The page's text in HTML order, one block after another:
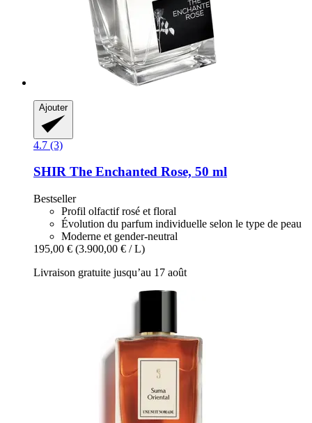
Ajouter
4.7 (3)
SHIR The Enchanted Rose, 50 ml
Bestseller
Profil olfactif rosé et floral
Évolution du parfum individuelle selon le type de peau
Moderne et gender-neutral
195,00 € (3.900,00 € / L)
Livraison gratuite jusqu’au 17 août